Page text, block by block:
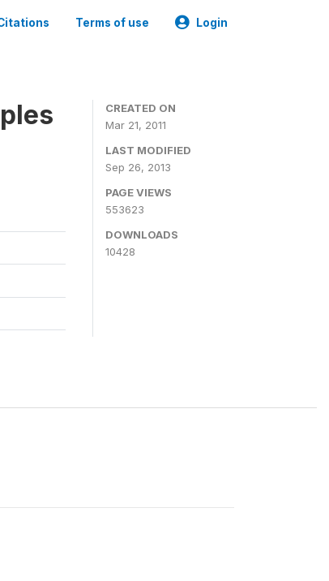
Terms of use Login
CREATED ON
Mar 21, 2011
LAST MODIFIED
Sep 26, 2013
PAGE VIEWS
553623
DOWNLOADS
10428